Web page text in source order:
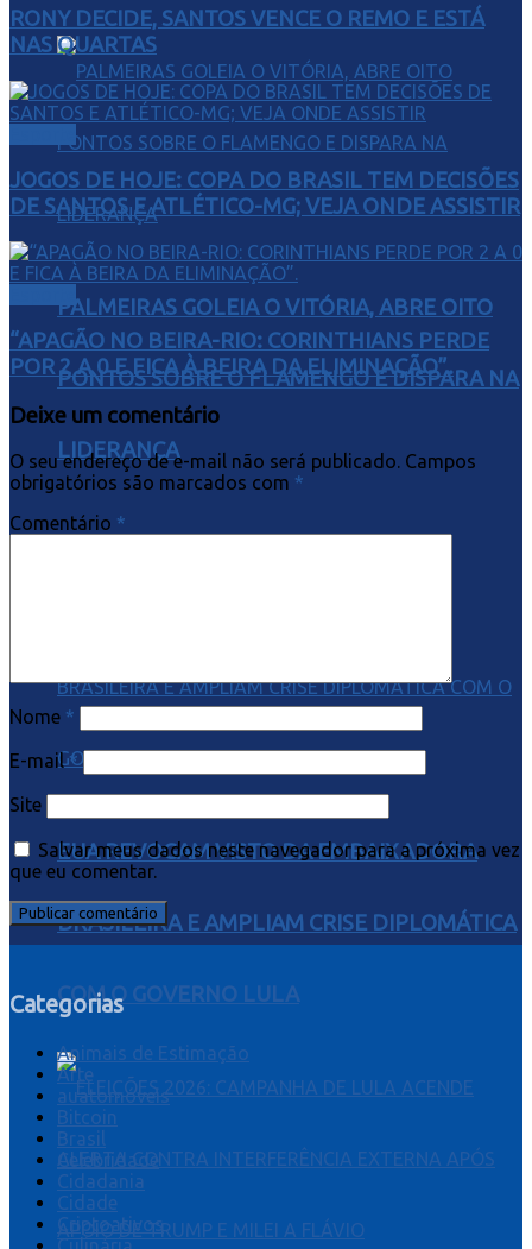
PALMEIRAS GOLEIA O VITÓRIA, ABRE OITO
PONTOS SOBRE O FLAMENGO E DISPARA NA
LIDERANÇA
EUA REVOGAM VISTO DA EMBAIXADORA
BRASILEIRA E AMPLIAM CRISE DIPLOMÁTICA
COM O GOVERNO LULA
RONY DECIDE, SANTOS VENCE O REMO E ESTÁ
NAS QUARTAS
JOGOS DE HOJE: COPA DO BRASIL TEM DECISÕES
DE SANTOS E ATLÉTICO-MG; VEJA ONDE ASSISTIR
“APAGÃO NO BEIRA-RIO: CORINTHIANS PERDE
POR 2 A 0 E FICA À BEIRA DA ELIMINAÇÃO”.
Deixe um comentário
O seu endereço de e-mail não será publicado. Campos
obrigatórios são marcados com *
Comentário *
Nome *
E-mail*
Site
Salvar meus dados neste navegador para a próxima vez
que eu comentar.
Categorias
Animais de Estimação
Arte
auatomóveis
Bitcoin
Brasil
Celebridade
Cidadania
Cidade
Criptoativos